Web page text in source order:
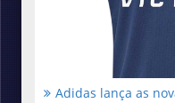
Adidas lança as